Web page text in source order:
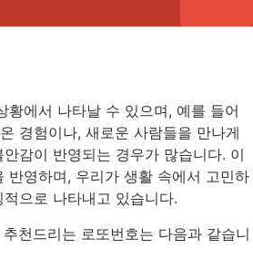
황에서 나타날 수 있으며, 예를 들어
경험이나, 새로운 사람들을 만나게
감이 반영되는 경우가 많습니다. 이
반영하며, 우리가 생활 속에서 고민하
으로 나타내고 있습니다.
천드리는 로또번호는 다음과 같습니